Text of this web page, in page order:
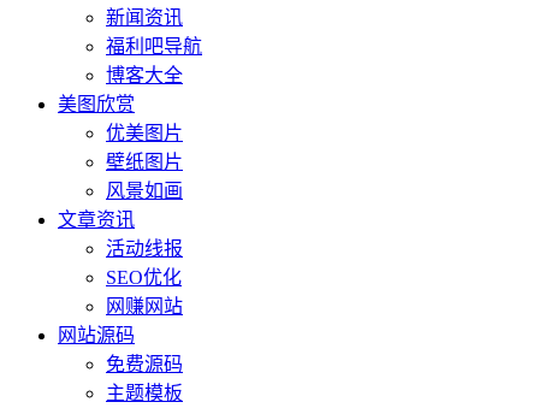
新闻资讯
福利吧导航
博客大全
美图欣赏
优美图片
壁纸图片
风景如画
文章资讯
活动线报
SEO优化
网赚网站
网站源码
免费源码
主题模板